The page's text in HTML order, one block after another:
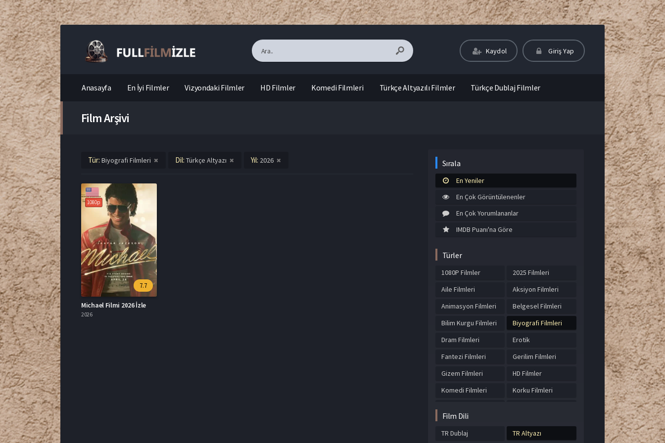
Kaydol Giriş Yap
Anasayfa En İyi Filmler Vizyondaki Filmler HD Filmler Komedi Filmleri Türkçe Altyazılı Filmler Türkçe Dublaj Filmler
Film Arşivi
Tür: Biyografi Filmleri Dil: Türkçe Altyazı Yıl: 2026
1080p
7.7
Michael Filmi 2026 İzle
2026
Sırala
En Yeniler
En Çok Görüntülenenler
En Çok Yorumlananlar
IMDB Puanı'na Göre
Türler
1080P Filmler
2025 Filmleri
Aile Filmleri
Aksiyon Filmleri
Animasyon Filmleri
Belgesel Filmleri
Bilim Kurgu Filmleri
Biyografi Filmleri
Dram Filmleri
Erotik
Fantezi Filmleri
Gerilim Filmleri
Gizem Filmleri
HD Filmler
Komedi Filmleri
Korku Filmleri
Türkçe Altyazılı
Film Dili
TR Dublaj TR Altyazı